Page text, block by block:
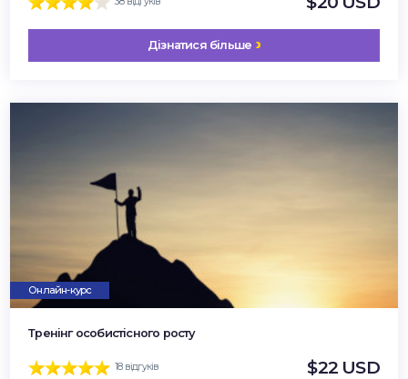
Дізнатися більше
Онлайн-курс
Тренінг особистісного росту
18 відгуків $22 USD